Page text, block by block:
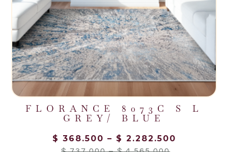
FLORANCE 8073C S L
GREY/ BLUE
$ 368.500 – $ 2.282.500